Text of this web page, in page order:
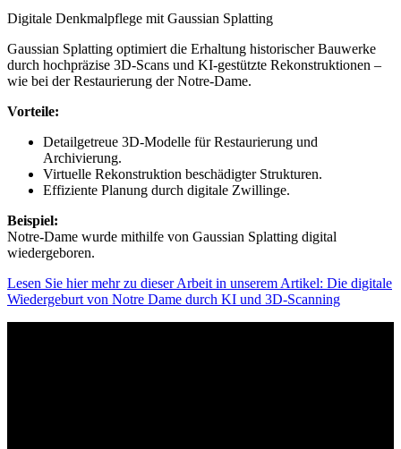
Digitale Denkmalpflege mit Gaussian Splatting
Gaussian Splatting optimiert die Erhaltung historischer Bauwerke
durch hochpräzise 3D-Scans und KI-gestützte Rekonstruktionen –
wie bei der Restaurierung der Notre-Dame.
Vorteile:
Detailgetreue 3D-Modelle für Restaurierung und
Archivierung.
Virtuelle Rekonstruktion beschädigter Strukturen.
Effiziente Planung durch digitale Zwillinge.
Beispiel:
Notre-Dame wurde mithilfe von Gaussian Splatting digital
wiedergeboren.
Lesen Sie hier mehr zu dieser Arbeit in unserem Artikel: Die digitale
Wiedergeburt von Notre Dame durch KI und 3D-Scanning